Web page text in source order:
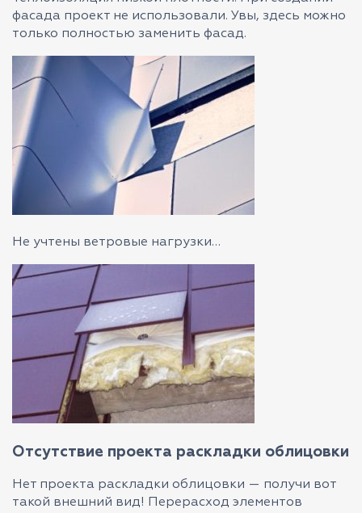
фасада проект не использовали. Увы, здесь можно
только полностью заменить фасад.
Не учтены ветровые нагрузки…
Отсутствие проекта раскладки облицовки
Нет проекта раскладки облицовки — получи вот
такой внешний вид! Перерасход элементов